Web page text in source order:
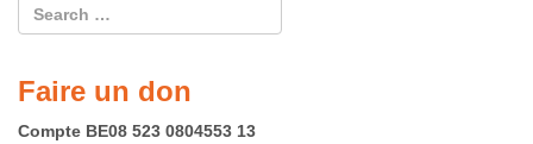
Faire un don
Compte BE08 523 0804553 13